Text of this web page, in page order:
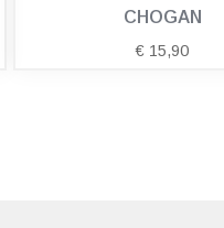
CHOGAN
€ 15,90